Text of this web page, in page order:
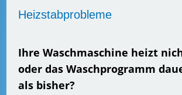
Heizstabprobleme
Ihre Waschmaschine heizt
oder das Waschprogramm
als bisher?